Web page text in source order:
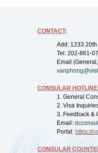
CONTACT:
Add: 1233
Tel: 202-861-
Email
CONSULAR
1. General
2. Visa
3. Feedback &
Email:
Portal: https://
CONSULAR